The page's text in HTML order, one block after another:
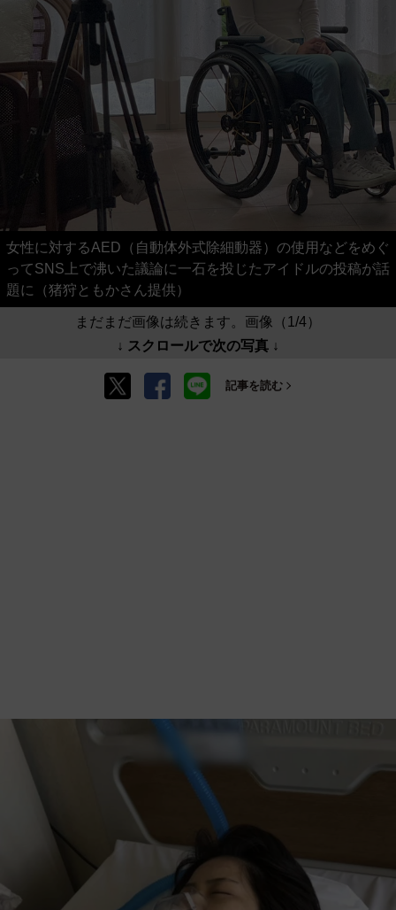
女性に対するAED（自動体外式除細動器）の使用などをめぐ
ってSNS上で沸いた議論に一石を投じたアイドルの投稿が話
題に（猪狩ともかさん提供）
まだまだ画像は続きます。画像（1/4）
↓ スクロールで次の写真 ↓
記事を読む